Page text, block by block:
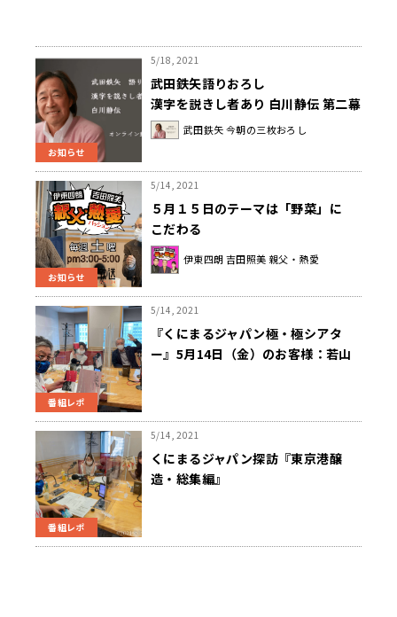
お知らせ
5/18, 2021
武田鉄矢語りおろし
漢字を説きし者あり 白川静伝 第二幕
オンライン動画配信 詳細はこち
ら！
武田鉄矢 今朝の三枚おろし
お知らせ
5/14, 2021
５月１５日のテーマは「野菜」に
こだわる
伊東四朗 吉田照美 親父・熱愛
番組レポ
5/14, 2021
『くにまるジャパン極・極シアタ
ー』5月14日（金）のお客様：若山
番組レポ
5/14, 2021
くにまるジャパン探訪『東京港醸
造・総集編』